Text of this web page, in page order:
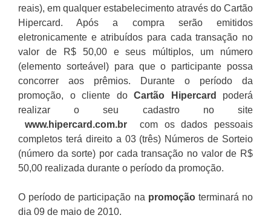
reais), em qualquer estabelecimento através do Cartão
Hipercard. Após a compra serão emitidos
eletronicamente e atribuídos para cada transação no
valor de R$ 50,00 e seus múltiplos, um número
(elemento sorteável) para que o participante possa
concorrer aos prêmios. Durante o período da
promoção, o cliente do Cartão Hipercard
poderá
realizar o seu cadastro no site
www.hipercard.com.brcom os dados pessoais
completos terá direito a 03 (três) Números de Sorteio
(número da sorte) por cada transação no valor de R$
50,00 realizada durante o período da promoção.
O período de participação na promoçãoterminará no
dia 09 de maio de 2010.